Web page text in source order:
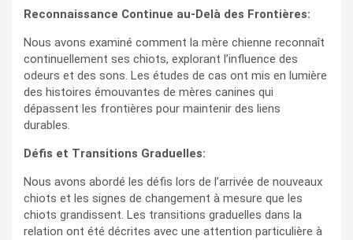
Reconnaissance Continue au-Delà des Frontières:
Nous avons examiné comment la mère chienne reconnaît
continuellement ses chiots, explorant l’influence des
odeurs et des sons. Les études de cas ont mis en lumière
des histoires émouvantes de mères canines qui
dépassent les frontières pour maintenir des liens
durables.
Défis et Transitions Graduelles:
Nous avons abordé les défis lors de l’arrivée de nouveaux
chiots et les signes de changement à mesure que les
chiots grandissent. Les transitions graduelles dans la
relation ont été décrites avec une attention particulière à